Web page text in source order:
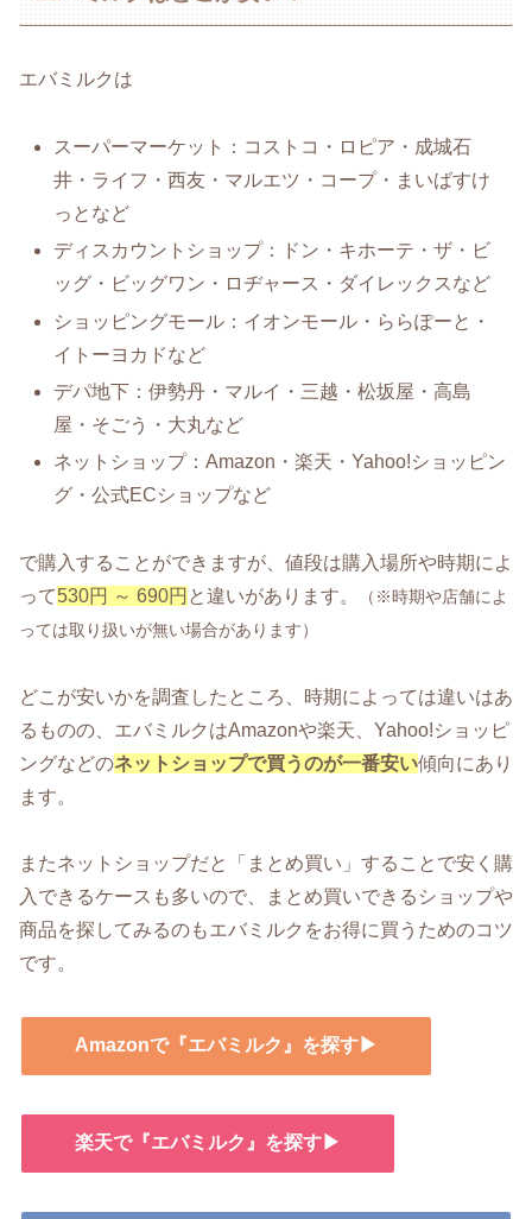
エバミルクは
スーパーマーケット：コストコ・ロピア・成城石
井・ライフ・西友・マルエツ・コープ・まいばすけ
っとなど
ディスカウントショップ：ドン・キホーテ・ザ・ビ
ッグ・ビッグワン・ロヂャース・ダイレックスなど
ショッピングモール：イオンモール・ららぽーと・
イトーヨカドなど
デパ地下：伊勢丹・マルイ・三越・松坂屋・高島
屋・そごう・大丸など
ネットショップ：Amazon・楽天・Yahoo!ショッピン
グ・公式ECショップなど
で購入することができますが、値段は購入場所や時期によ
って530円 ～ 690円 と違いがあります。
（※時期や店舗によ
っては取り扱いが無い場合があります）
どこが安いかを調査したところ、時期によっては違いはあ
るものの、エバミルクはAmazonや楽天、Yahoo!ショッピ
ングなどのネットショップで買うのが一番安い傾向にあり
ます。
またネットショップだと「まとめ買い」することで安く購
入できるケースも多いので、まとめ買いできるショップや
商品を探してみるのもエバミルクをお得に買うためのコツ
です。
Amazonで『エバミルク』を探す▶
楽天で『エバミルク』を探す▶